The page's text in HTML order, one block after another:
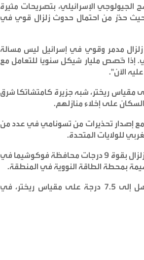
الجيولوجي الإسرائيلي، بتصريحات مثيرة
حذّر من احتمال حدوث زلزال قوي في
مدمر وقوي في إسرائيل ليس مسألة
إذا خُصص مليار شيكل سنويًا للتعامل مع
الآن".
ضرب زلزال قوي للغاية ، بقوة 8.8 درجة على مقياس ريختر، شبه جزيرة كامتشاتكا شرق
على إخلاء منازلهم.
إلى أمواج تسونامي وصل ارتفاعها إلى 4 أمتار، مع إصدار تحذيرات من تسونامي في عدد من
للولايات المتحدة.
كان هذا أقوى زلزال يشهده العالم منذ عام ٢٠١١، عندما ضرب زلزال بقوة ٩ درجات محافظة فوكوشيما في
.
وحذرت روسيا من توقع المزيد من الهزات الارتدادية، بقوة تصل إلى ٧.٥ درجة على مقياس ريختر، في